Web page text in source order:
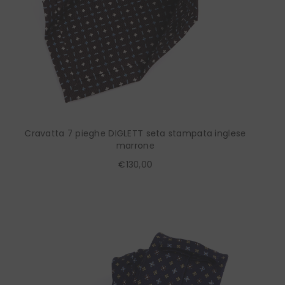
Cravatta 7 pieghe DIGLETT seta stampata inglese
marrone
€130,00